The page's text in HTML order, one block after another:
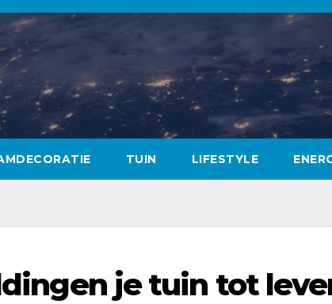
TUIN LIFESTYLE
je tuin tot